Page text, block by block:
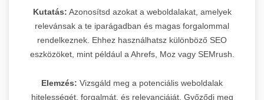
Kutatás: Azonosítsd azokat a weboldalakat, amelyek
relevánsak a te iparágadban és magas forgalommal
rendelkeznek. Ehhez használhatsz különböző SEO
eszközöket, mint például a Ahrefs, Moz vagy SEMrush.
Elemzés: Vizsgáld meg a potenciális weboldalak
hitelességét, forgalmát, és relevanciáját. Győződj meg